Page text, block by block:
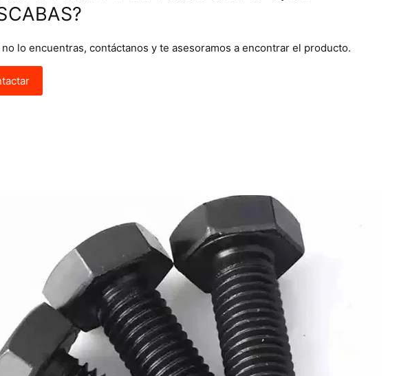
no lo encuentras, contáctanos y te asesoramos a encontrar el producto.